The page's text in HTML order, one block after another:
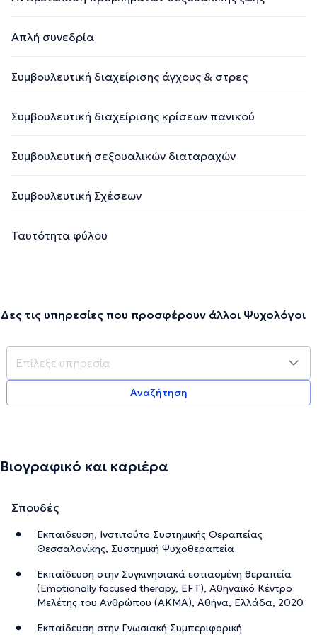
Απλή συνεδρία
Συμβουλευτική διαχείρισης άγχους & στρες
Συμβουλευτική διαχείρισης κρίσεων πανικού
Συμβουλευτική σεξουαλικών διαταραχών
Συμβουλευτική Σχέσεων
Ταυτότητα φύλου
Δες τις υπηρεσίες που προσφέρουν άλλοι Ψυχολόγοι
Αναζήτηση
Βιογραφικό και καριέρα
Σπουδές
Εκπαιδευση, Ινστιτούτο Συστημικής Θεραπείας
Θεσσαλονίκης, Συστημική Ψυχοθεραπεία
Εκπαίδευση στην Συγκινησιακά εστιασμένη θεραπεία
(Emotionally focused therapy, EFT), Αθηναϊκό Κέντρο
Μελέτης του Ανθρώπου (ΑΚΜΑ), Αθήνα, Ελλάδα, 2020
Εκπαίδευση στην Γνωσιακή Συμπεριφορική